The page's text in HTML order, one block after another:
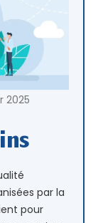
2025
par la
pour